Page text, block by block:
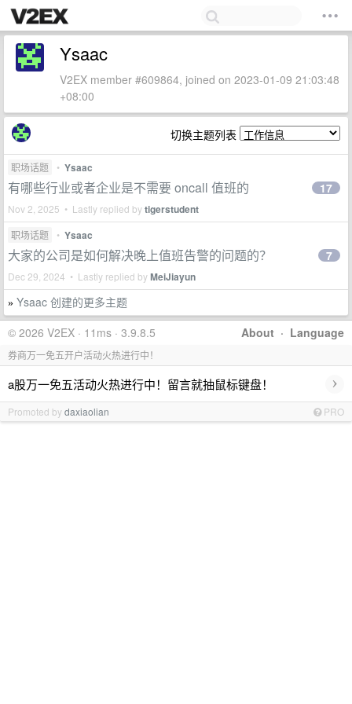
Ysaac
V2EX member #609864, joined on 2023-01-09 21:03:48
+08:00
切换主题列表
职场话题 • Ysaac
有哪些行业或者企业是不需要 oncall 值班的
Nov 2, 2025 • Lastly replied bytigerstudent
17
职场话题 • Ysaac
大家的公司是如何解决晚上值班告警的问题的？
Dec 29, 2024 • Lastly replied byMeiJiayun
7
» Ysaac 创建的更多主题
About · Language
© 2026 V2EX · 11ms · 3.9.8.5
券商万一免五开户活动火热进行中！
a股万一免五活动火热进行中！留言就抽鼠标键盘！ ›
Promoted bydaxiaolian PRO